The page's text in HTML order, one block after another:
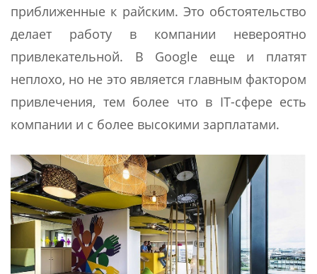
приближенные к райским. Это обстоятельство
делает работу в компании невероятно
привлекательной. В Google еще и платят
неплохо, но не это является главным фактором
привлечения, тем более что в IT-сфере есть
компании и с более высокими зарплатами.